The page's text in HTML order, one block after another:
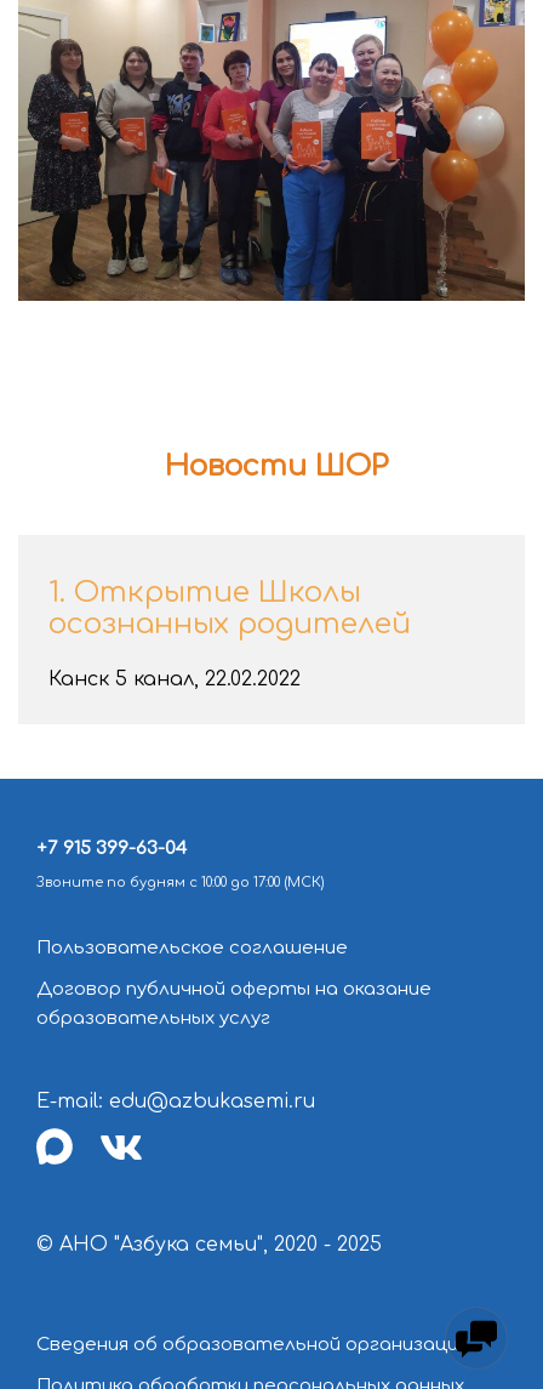
Новости ШОР
1. Открытие Школы
осознанных родителей
Канск 5 канал, 22.02.2022
+7 915 399-63-04
Звоните по будням с 10:00 до 17:00 (МСК)
Пользовательское соглашение
Договор публичной оферты на оказание
образовательных услуг
E-mail: edu@azbukasemi.ru
max vk
© АНО "Азбука семьи", 2020 - 2025
Сведения об образовательной организации